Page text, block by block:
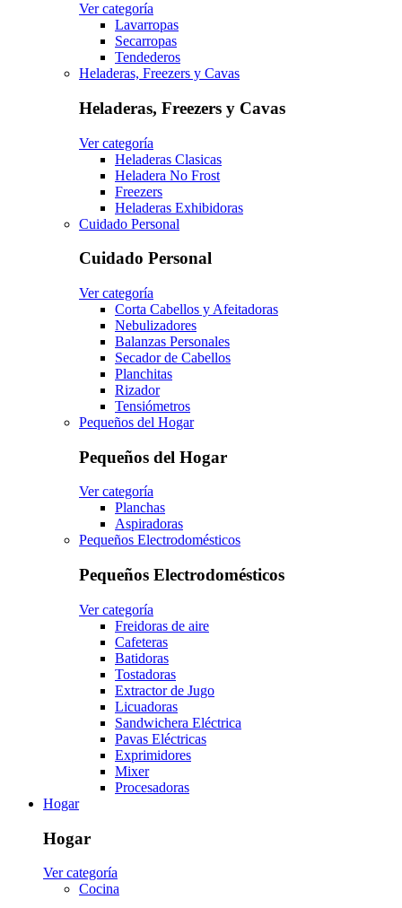
Ver categoría
Lavarropas
Secarropas
Tendederos
Heladeras, Freezers y Cavas
Heladeras, Freezers y Cavas
Ver categoría
Heladeras Clasicas
Heladera No Frost
Freezers
Heladeras Exhibidoras
Cuidado Personal
Cuidado Personal
Ver categoría
Corta Cabellos y Afeitadoras
Nebulizadores
Balanzas Personales
Secador de Cabellos
Planchitas
Rizador
Tensiómetros
Pequeños del Hogar
Pequeños del Hogar
Ver categoría
Planchas
Aspiradoras
Pequeños Electrodomésticos
Pequeños Electrodomésticos
Ver categoría
Freidoras de aire
Cafeteras
Batidoras
Tostadoras
Extractor de Jugo
Licuadoras
Sandwichera Eléctrica
Pavas Eléctricas
Exprimidores
Mixer
Procesadoras
Hogar
Hogar
Ver categoría
Cocina